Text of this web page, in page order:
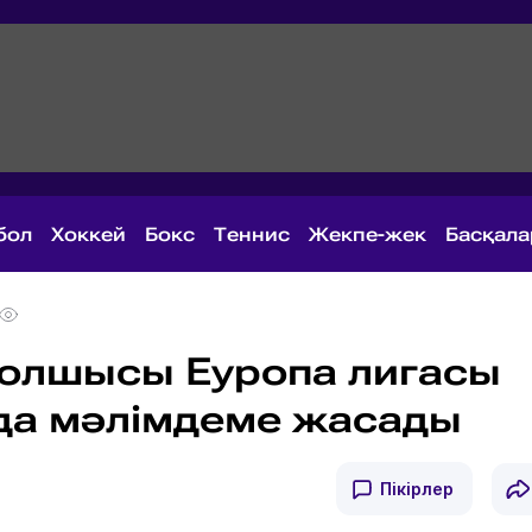
Хоккей Бокс Теннис Жекпе-жек
Еуропа лигасы
мәлімдеме жасады
Пікірлер